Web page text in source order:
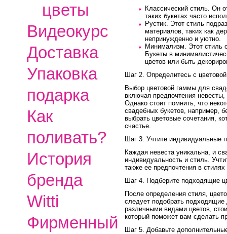
цветы
Видеокурс
Доставка
Упаковка
подарка
Как
поливать?
История
бренда
Witti
Фирменный
Классический стиль. Он
таких букетах часто
Рустик. Этот стиль
материалов, таких как
непринужденно и уютно.
Минимализм. Этот стиль
Букеты в
цветов или быть
Шаг 2. Определитесь с
Выбор цветовой гаммы для
включая предпочтения
Однако стоит помнить, что
свадебных букетов, например,
выбрать цветовые сочетания,
счастье.
Шаг 3. Учтите индивидуальные
Каждая невеста уникальна, и
индивидуальность и стиль.
также ее предпочтения в
Шаг 4. Подберите подходящие
После определения стиля,
следует подобрать
различными видами цветов,
который поможет вам сделать
Шаг 5. Добавьте